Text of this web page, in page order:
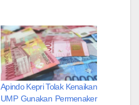
Apindo Kepri Tolak Kenaikan
UMP Gunakan Permenaker